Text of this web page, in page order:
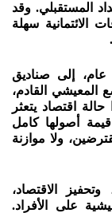
المستقبلي. وقد
الائتمانية سهلة
إلى صناديق
المعيشي القادم،
اقتصاد يتعثر
أصولها كامل
ولا موازنة
الاقتصاد،
على الأفراد.